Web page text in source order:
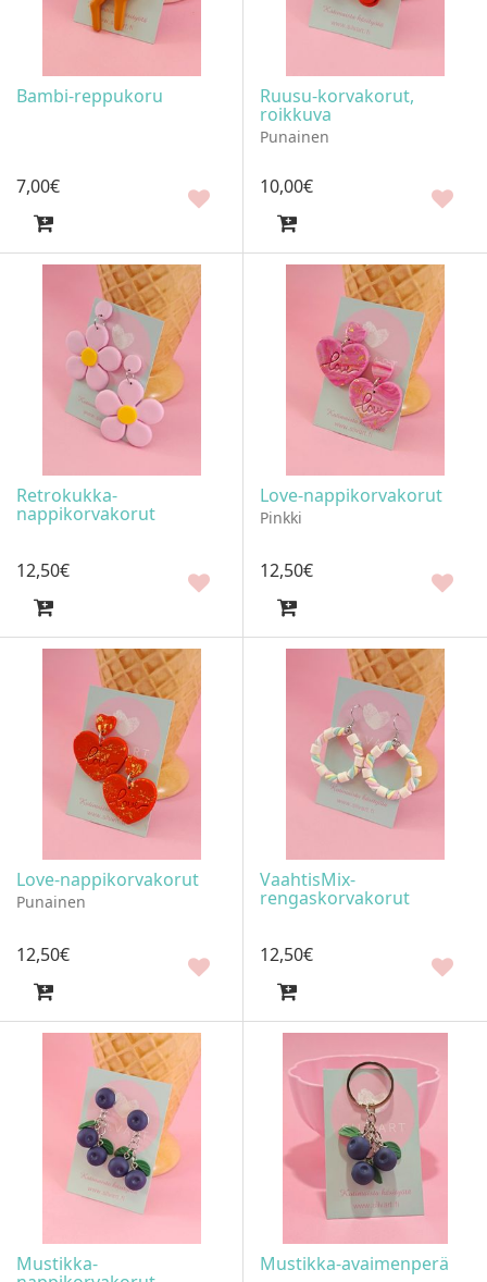
Bambi-reppukoru
7,00€
Ruusu-korvakorut,
roikkuva
Punainen
10,00€
Retrokukka-
nappikorvakorut
12,50€
Love-nappikorvakorut
Pinkki
12,50€
Love-nappikorvakorut
Punainen
12,50€
VaahtisMix-
rengaskorvakorut
12,50€
Mustikka- Mustikka-avaimenperä